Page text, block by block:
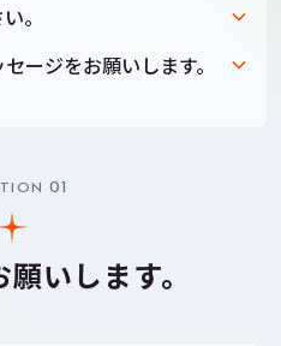
。
ージをお願いします。
01
いします。